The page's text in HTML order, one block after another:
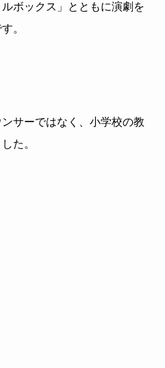
ボックス」とともに演劇を
。
サーではなく、小学校の教
た。